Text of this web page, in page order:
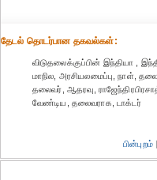
தேட‌ல் தொட‌ர்பான தகவ‌ல்க‌ள்:
விடுதலைக்குப்பின் இந்தியா ,
மாநில, அரசியலமைப்பு, நாள்,
தலைவர், ஆதரவு,
வேண்டிய, தலைவராக, டாக்டர்
பின்புறம் |